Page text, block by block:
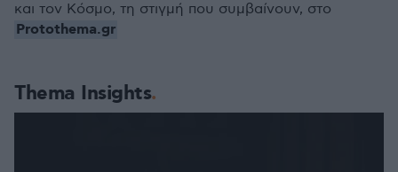
Thema Insights
και τον Κόσμο, τη στιγμή που συμβαίνουν, στο
Protothema.gr